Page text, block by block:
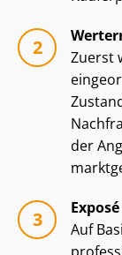
Zuerst
der
Auf